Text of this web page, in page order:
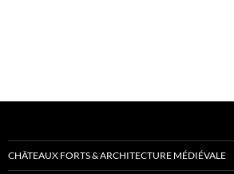
CHÂTEAUX FORTS & ARCHITECTURE MÉDIÉVALE